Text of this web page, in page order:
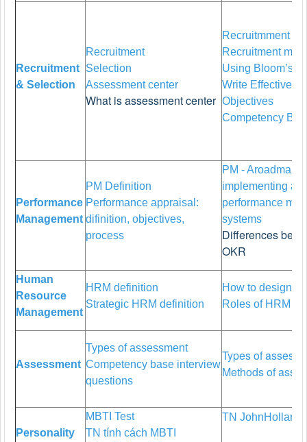
Recruitment
& Selection
Recruitment
Selection
Assessment center
What is assessment center
Recruitmment
Recruitment
Using Bloom’s
Write Effective
Objectives
Competency
Performance
Management
PM Definition
Performance appraisal:
difinition, objectives,
process
PM - Aroadmap
implementing
performance
systems
Differences
OKR
Human
Resource
Management
HRM definition
Strategic HRM definition
How to design
Roles of HRM
Assessment
Types of assessment
Competency base interview
questions
Types of
Methods of
Personality
MBTI Test
TN tính cách MBTI
TN JohnHolland